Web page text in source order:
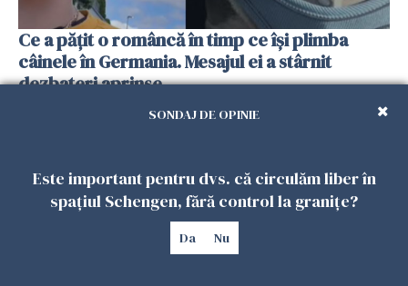
Ce a pățit o româncă în timp ce își plimba
câinele în Germania. Mesajul ei a stârnit
dezbateri aprinse
SONDAJ DE OPINIE
Este important pentru dvs. că circulăm liber în
spațiul Schengen, fără control la granițe?
Da Nu